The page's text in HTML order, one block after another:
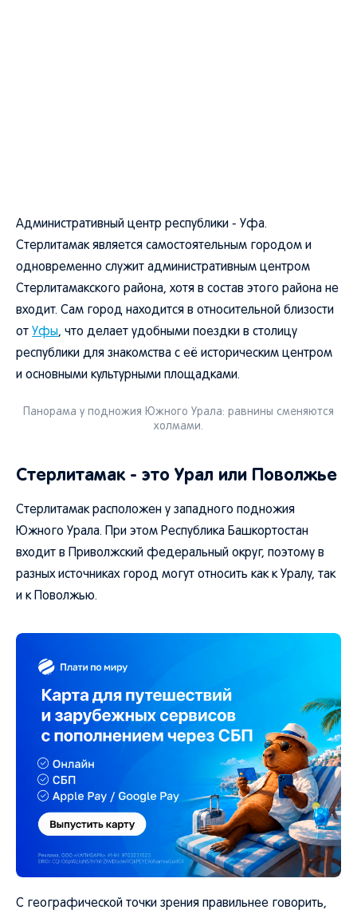
Административный центр республики - Уфа.
Стерлитамак является самостоятельным городом и
одновременно служит административным центром
Стерлитамакского района, хотя в состав этого района не
входит. Сам город находится в относительной близости
от Уфы, что делает удобными поездки в столицу
республики для знакомства с её историческим центром
и основными культурными площадками.
Панорама у подножия Южного Урала: равнины сменяются
холмами.
Стерлитамак - это Урал или Поволжье
Стерлитамак расположен у западного подножия
Южного Урала. При этом Республика Башкортостан
входит в Приволжский федеральный округ, поэтому в
разных источниках город могут относить как к Уралу, так
и к Поволжью.
С географической точки зрения правильнее говорить,